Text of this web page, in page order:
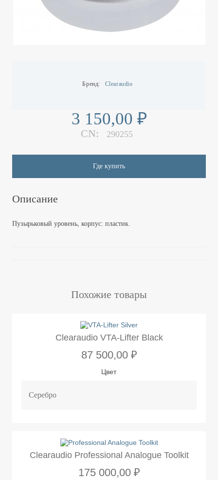
Бренд Clearaudio
3 150,00 ₽
CN: 290255
Где купить
Описание
Пузырьковый уровень, корпус: пластик.
Похожие товары
Clearaudio VTA-Lifter Black
87 500,00 ₽
Цвет
Clearaudio Professional Analogue Toolkit
175 000,00 ₽